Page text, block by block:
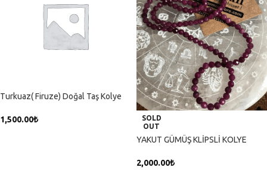
Turkuaz( Firuze) Doğal Taş Kolye
1,500.00₺
SOLD
OUT
YAKUT GÜMÜŞ KLİPSLİ KOLYE
2,000.00₺